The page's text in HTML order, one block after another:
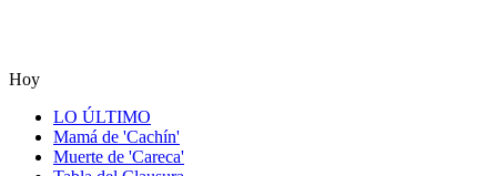
Hoy
LO ÚLTIMO
Mamá de 'Cachín'
Muerte de 'Careca'